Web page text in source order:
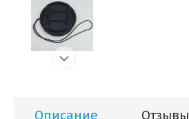
Описание Отзывы